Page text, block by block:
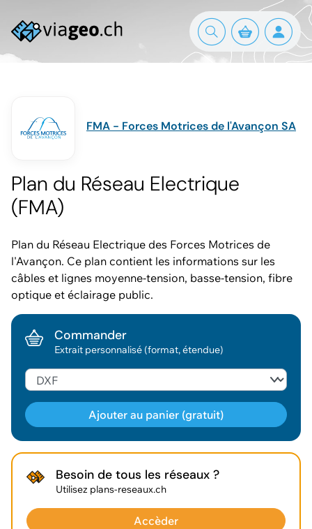
FMA - Forces Motrices de l'Avançon SA
Plan du Réseau Electrique
(FMA)
Plan du Réseau Electrique des Forces Motrices de
l'Avançon. Ce plan contient les informations sur les
câbles et lignes moyenne-tension, basse-tension, fibre
optique et éclairage public.
Commander
Extrait personnalisé (format, étendue)
Ajouter au panier (gratuit)
Géodonnée ajoutée au panier !
Besoin de tous les réseaux ?
Utilisez plans-reseaux.ch
Accèder